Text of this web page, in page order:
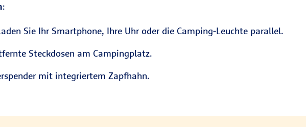
:
Sie Ihr Smartphone, Ihre Uhr oder die Camping-Leuchte parallel.
Steckdosen am Campingplatz.
mit integriertem Zapfhahn.